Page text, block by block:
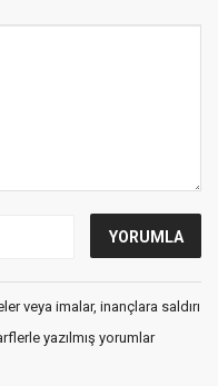
veya imalar, inançlara saldırı
yazılmış yorumlar